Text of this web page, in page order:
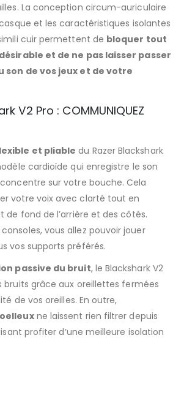
La conception circum-auriculaire
et les caractéristiques isolantes
cuir permettent de bloquer tout
et de ne pas laisser passer
son de vos jeux et de votre
V2 Pro : COMMUNIQUEZ
et pliable du Razer Blackshark
cardioïde qui enregistre le son
sur votre bouche. Cela
votre voix avec clarté tout en
de fond de l’arrière et des côtés.
vous allez pouvoir jouer
vos supports préférés.
passive du bruit, le Blackshark V2
bruits grâce aux oreillettes fermées
de vos oreilles. En outre,
ne laissent rien filtrer depuis
profiter d’une meilleure isolation